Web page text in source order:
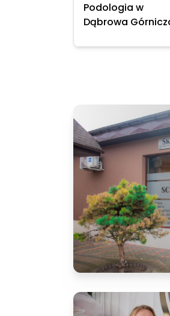
Podologia w
Dąbrowa